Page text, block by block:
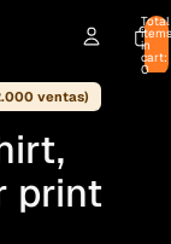
Total
items
in
cart:
0
ventas)
print